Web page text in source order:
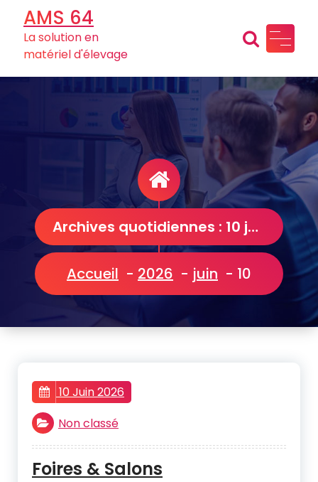
contenu
AMS 64
La solution en
matériel d'élevage
Archives quotidiennes : 10 juin 2026
Accueil - 2026 - juin - 10
10 Juin 2026
Non classé
Foires & Salons